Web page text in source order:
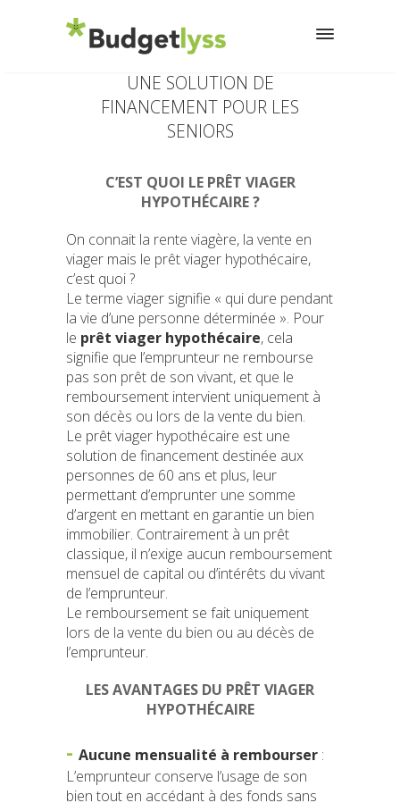
LE PRÊT VIAGER HYPOTHÉCAIRE :
UNE SOLUTION DE
FINANCEMENT POUR LES
SENIORS
C’EST QUOI LE PRÊT VIAGER
HYPOTHÉCAIRE ?
On connait la rente viagère, la vente en
viager mais le prêt viager hypothécaire,
c’est quoi ?
Le terme viager signifie « qui dure pendant
la vie d’une personne déterminée ». Pour
le prêt viager hypothécaire, cela
signifie que l’emprunteur ne rembourse
pas son prêt de son vivant, et que le
remboursement intervient uniquement à
son décès ou lors de la vente du bien.
Le prêt viager hypothécaire est une
solution de financement destinée aux
personnes de 60 ans et plus, leur
permettant d’emprunter une somme
d’argent en mettant en garantie un bien
immobilier. Contrairement à un prêt
classique, il n’exige aucun remboursement
mensuel de capital ou d’intérêts du vivant
de l’emprunteur.
Le remboursement se fait uniquement
lors de la vente du bien ou au décès de
l’emprunteur.
LES AVANTAGES DU PRÊT VIAGER
HYPOTHÉCAIRE
Aucune mensualité à rembourser :
L’emprunteur conserve l’usage de son
bien tout en accédant à des fonds sans